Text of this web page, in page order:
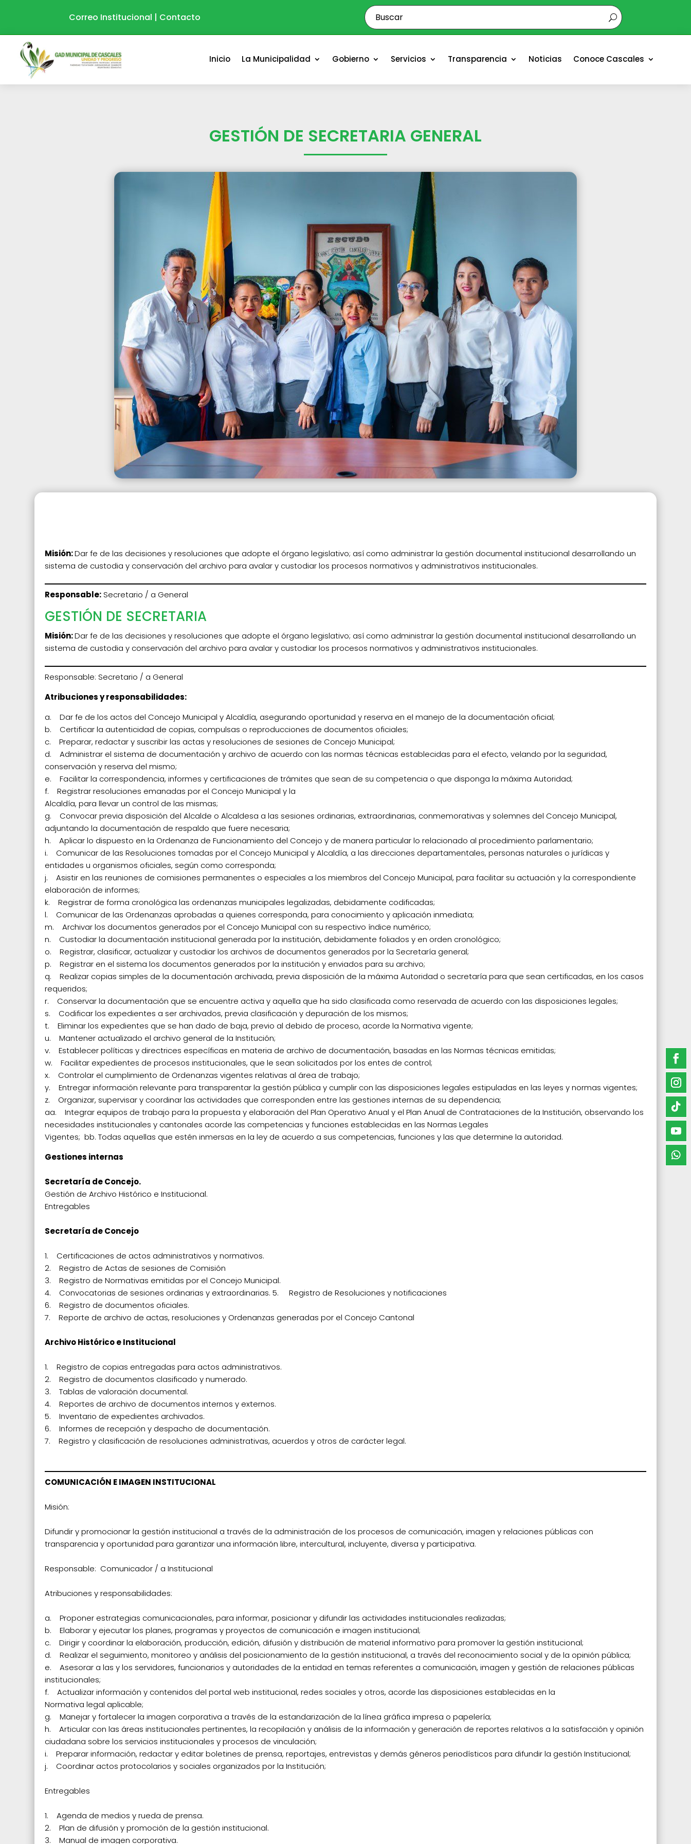
Correo Institucional | Contacto
Inicio La Municipalidad Gobierno Servicios Transparencia Noticias Conoce Cascales
GESTIÓN DE SECRETARIA GENERAL
Misión:Dar fe de las decisiones y resoluciones que adopte el órgano legislativo; así como administrar la gestión documental institucional desarrollando un
sistema de custodia y conservación del archivo para avalar y custodiar los procesos normativos y administrativos institucionales.
Responsable:Secretario / a General
GESTIÓN DE SECRETARIA
Misión:Dar fe de las decisiones y resoluciones que adopte el órgano legislativo; así como administrar la gestión documental institucional desarrollando un
sistema de custodia y conservación del archivo para avalar y custodiar los procesos normativos y administrativos institucionales.
Responsable: Secretario / a General
Atribuciones y responsabilidades:
a. Dar fe de los actos del Concejo Municipal y Alcaldía, asegurando oportunidad y reserva en el manejo de la documentación oficial;
b. Certificar la autenticidad de copias, compulsas o reproducciones de documentos oficiales;
c. Preparar, redactar y suscribir las actas y resoluciones de sesiones de Concejo Municipal;
d. Administrar el sistema de documentación y archivo de acuerdo con las normas técnicas establecidas para el efecto, velando por la seguridad,
conservación y reserva del mismo;
e. Facilitar la correspondencia, informes y certificaciones de trámites que sean de su competencia o que disponga la máxima Autoridad;
f. Registrar resoluciones emanadas por el Concejo Municipal y la
Alcaldía, para llevar un control de las mismas;
g. Convocar previa disposición del Alcalde o Alcaldesa a las sesiones ordinarias, extraordinarias, conmemorativas y solemnes del Concejo Municipal,
adjuntando la documentación de respaldo que fuere necesaria;
h. Aplicar lo dispuesto en la Ordenanza de Funcionamiento del Concejo y de manera particular lo relacionado al procedimiento parlamentario;
i. Comunicar de las Resoluciones tomadas por el Concejo Municipal y Alcaldía, a las direcciones departamentales, personas naturales o jurídicas y
entidades u organismos oficiales, según como corresponda;
j. Asistir en las reuniones de comisiones permanentes o especiales a los miembros del Concejo Municipal, para facilitar su actuación y la correspondiente
elaboración de informes;
k. Registrar de forma cronológica las ordenanzas municipales legalizadas, debidamente codificadas;
l. Comunicar de las Ordenanzas aprobadas a quienes corresponda, para conocimiento y aplicación inmediata;
m. Archivar los documentos generados por el Concejo Municipal con su respectivo índice numérico;
n. Custodiar la documentación institucional generada por la institución, debidamente foliados y en orden cronológico;
o. Registrar, clasificar, actualizar y custodiar los archivos de documentos generados por la Secretaría general;
p. Registrar en el sistema los documentos generados por la institución y enviados para su archivo;
q. Realizar copias simples de la documentación archivada, previa disposición de la máxima Autoridad o secretaría para que sean certificadas, en los casos
requeridos;
r. Conservar la documentación que se encuentre activa y aquella que ha sido clasificada como reservada de acuerdo con las disposiciones legales;
s. Codificar los expedientes a ser archivados, previa clasificación y depuración de los mismos;
t. Eliminar los expedientes que se han dado de baja, previo al debido de proceso, acorde la Normativa vigente;
u. Mantener actualizado el archivo general de la Institución;
v. Establecer políticas y directrices específicas en materia de archivo de documentación, basadas en las Normas técnicas emitidas;
w. Facilitar expedientes de procesos institucionales, que le sean solicitados por los entes de control;
x. Controlar el cumplimiento de Ordenanzas vigentes relativas al área de trabajo;
y. Entregar información relevante para transparentar la gestión pública y cumplir con las disposiciones legales estipuladas en las leyes y normas vigentes;
z. Organizar, supervisar y coordinar las actividades que corresponden entre las gestiones internas de su dependencia;
aa. Integrar equipos de trabajo para la propuesta y elaboración del Plan Operativo Anual y el Plan Anual de Contrataciones de la Institución, observando los
necesidades institucionales y cantonales acorde las competencias y funciones establecidas en las Normas Legales
Vigentes; bb. Todas aquellas que estén inmersas en la ley de acuerdo a sus competencias, funciones y las que determine la autoridad.
Gestiones internas
Secretaría de Concejo.
Gestión de Archivo Histórico e Institucional.
Entregables
Secretaría de Concejo
1. Certificaciones de actos administrativos y normativos.
2. Registro de Actas de sesiones de Comisión
3. Registro de Normativas emitidas por el Concejo Municipal.
4. Convocatorias de sesiones ordinarias y extraordinarias. 5. Registro de Resoluciones y notificaciones
6. Registro de documentos oficiales.
7. Reporte de archivo de actas, resoluciones y Ordenanzas generadas por el Concejo Cantonal
Archivo Histórico e Institucional
1. Registro de copias entregadas para actos administrativos.
2. Registro de documentos clasificado y numerado.
3. Tablas de valoración documental.
4. Reportes de archivo de documentos internos y externos.
5. Inventario de expedientes archivados.
6. Informes de recepción y despacho de documentación.
7. Registro y clasificación de resoluciones administrativas, acuerdos y otros de carácter legal.
COMUNICACIÓN E IMAGEN INSTITUCIONAL
Misión:
Difundir y promocionar la gestión institucional a través de la administración de los procesos de comunicación, imagen y relaciones públicas con
transparencia y oportunidad para garantizar una información libre, intercultural, incluyente, diversa y participativa.
Responsable: Comunicador / a Institucional
Atribuciones y responsabilidades:
a. Proponer estrategias comunicacionales, para informar, posicionar y difundir las actividades institucionales realizadas;
b. Elaborar y ejecutar los planes, programas y proyectos de comunicación e imagen institucional;
c. Dirigir y coordinar la elaboración, producción, edición, difusión y distribución de material informativo para promover la gestión institucional;
d. Realizar el seguimiento, monitoreo y análisis del posicionamiento de la gestión institucional, a través del reconocimiento social y de la opinión pública;
e. Asesorar a las y los servidores, funcionarios y autoridades de la entidad en temas referentes a comunicación, imagen y gestión de relaciones públicas
institucionales;
f. Actualizar información y contenidos del portal web institucional, redes sociales y otros, acorde las disposiciones establecidas en la
Normativa legal aplicable;
g. Manejar y fortalecer la imagen corporativa a través de la estandarización de la línea gráfica impresa o papelería;
h. Articular con las áreas institucionales pertinentes, la recopilación y análisis de la información y generación de reportes relativos a la satisfacción y opinión
ciudadana sobre los servicios institucionales y procesos de vinculación;
i. Preparar información, redactar y editar boletines de prensa, reportajes, entrevistas y demás géneros periodísticos para difundir la gestión Institucional;
j. Coordinar actos protocolarios y sociales organizados por la Institución;
Entregables
1. Agenda de medios y rueda de prensa.
2. Plan de difusión y promoción de la gestión institucional.
3. Manual de imagen corporativa.